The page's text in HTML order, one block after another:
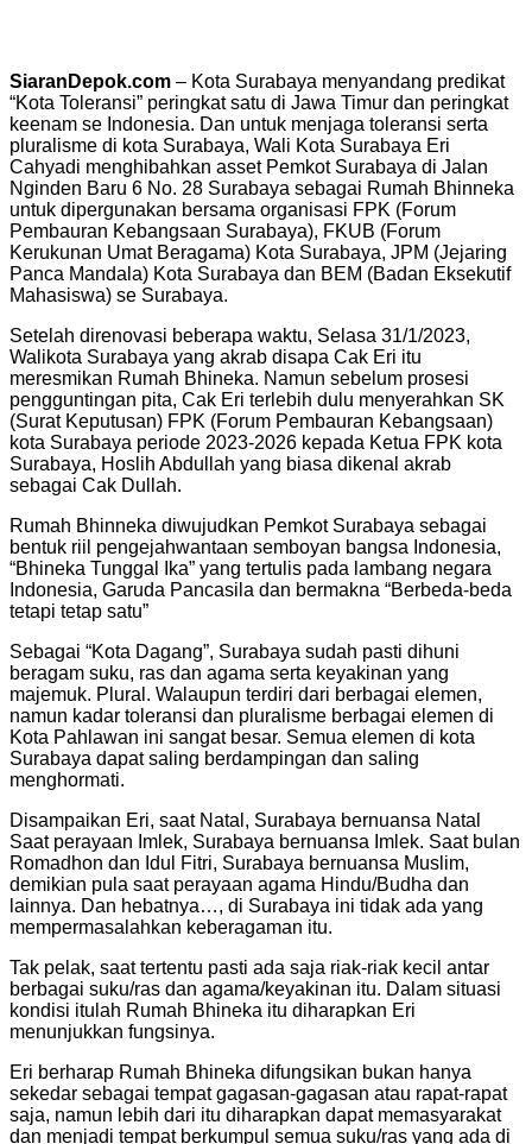
SiaranDepok.com – Kota Surabaya menyandang predikat
“Kota Toleransi” peringkat satu di Jawa Timur dan peringkat
keenam se Indonesia. Dan untuk menjaga toleransi serta
pluralisme di kota Surabaya, Wali Kota Surabaya Eri
Cahyadi menghibahkan asset Pemkot Surabaya di Jalan
Nginden Baru 6 No. 28 Surabaya sebagai Rumah Bhinneka
untuk dipergunakan bersama organisasi FPK (Forum
Pembauran Kebangsaan Surabaya), FKUB (Forum
Kerukunan Umat Beragama) Kota Surabaya, JPM (Jejaring
Panca Mandala) Kota Surabaya dan BEM (Badan Eksekutif
Mahasiswa) se Surabaya.
Setelah direnovasi beberapa waktu, Selasa 31/1/2023,
Walikota Surabaya yang akrab disapa Cak Eri itu
meresmikan Rumah Bhineka. Namun sebelum prosesi
pengguntingan pita, Cak Eri terlebih dulu menyerahkan SK
(Surat Keputusan) FPK (Forum Pembauran Kebangsaan)
kota Surabaya periode 2023-2026 kepada Ketua FPK kota
Surabaya, Hoslih Abdullah yang biasa dikenal akrab
sebagai Cak Dullah.
Rumah Bhinneka diwujudkan Pemkot Surabaya sebagai
bentuk riil pengejahwantaan semboyan bangsa Indonesia,
“Bhineka Tunggal Ika” yang tertulis pada lambang negara
Indonesia, Garuda Pancasila dan bermakna “Berbeda-beda
tetapi tetap satu”
Sebagai “Kota Dagang”, Surabaya sudah pasti dihuni
beragam suku, ras dan agama serta keyakinan yang
majemuk. Plural. Walaupun terdiri dari berbagai elemen,
namun kadar toleransi dan pluralisme berbagai elemen di
Kota Pahlawan ini sangat besar. Semua elemen di kota
Surabaya dapat saling berdampingan dan saling
menghormati.
Disampaikan Eri, saat Natal, Surabaya bernuansa Natal
Saat perayaan Imlek, Surabaya bernuansa Imlek. Saat bulan
Romadhon dan Idul Fitri, Surabaya bernuansa Muslim,
demikian pula saat perayaan agama Hindu/Budha dan
lainnya. Dan hebatnya…, di Surabaya ini tidak ada yang
mempermasalahkan keberagaman itu.
Tak pelak, saat tertentu pasti ada saja riak-riak kecil antar
berbagai suku/ras dan agama/keyakinan itu. Dalam situasi
kondisi itulah Rumah Bhineka itu diharapkan Eri
menunjukkan fungsinya.
Eri berharap Rumah Bhineka difungsikan bukan hanya
sekedar sebagai tempat gagasan-gagasan atau rapat-rapat
saja, namun lebih dari itu diharapkan dapat memasyarakat
dan menjadi tempat berkumpul semua suku/ras yang ada di